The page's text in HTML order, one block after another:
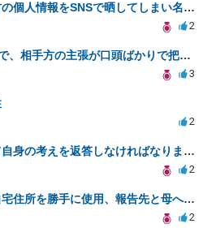
当方の腹いせで相手方の個人情報をSNSで晒してしまい名誉毀損させてしまったかもしれない
2
Xの開示請求の双方審で、相手方の主張が口頭ばかりで把握しきれません
3
2
内容証明郵便に対して自身の考えを返答しなければなりませんか？
2
見知らぬ会社が母の自宅住所を勝手に使用、報告先と母への影響について相談
2